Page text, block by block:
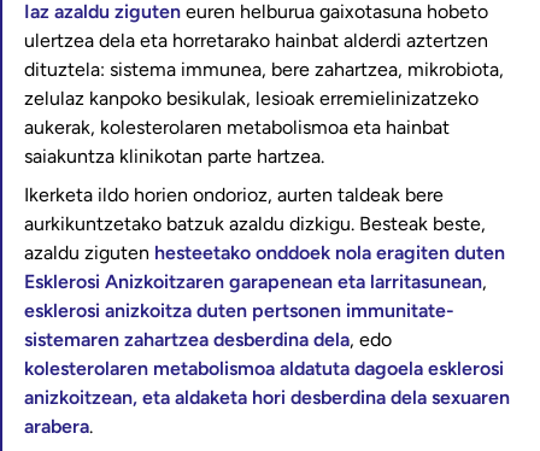
Iaz azaldu ziguten euren helburua gaixotasuna hobeto
ulertzea dela eta horretarako hainbat alderdi aztertzen
dituztela: sistema immunea, bere zahartzea, mikrobiota,
zelulaz kanpoko besikulak, lesioak erremielinizatzeko
aukerak, kolesterolaren metabolismoa eta hainbat
saiakuntza klinikotan parte hartzea.
Ikerketa ildo horien ondorioz, aurten taldeak bere
aurkikuntzetako batzuk azaldu dizkigu. Besteak beste,
azaldu ziguten hesteetako onddoek nola eragiten duten
Esklerosi Anizkoitzaren garapenean eta larritasunean,
esklerosi anizkoitza duten pertsonen immunitate-
sistemaren zahartzea desberdina dela, edo
kolesterolaren metabolismoa aldatuta dagoela esklerosi
anizkoitzean, eta aldaketa hori desberdina dela sexuaren
arabera.